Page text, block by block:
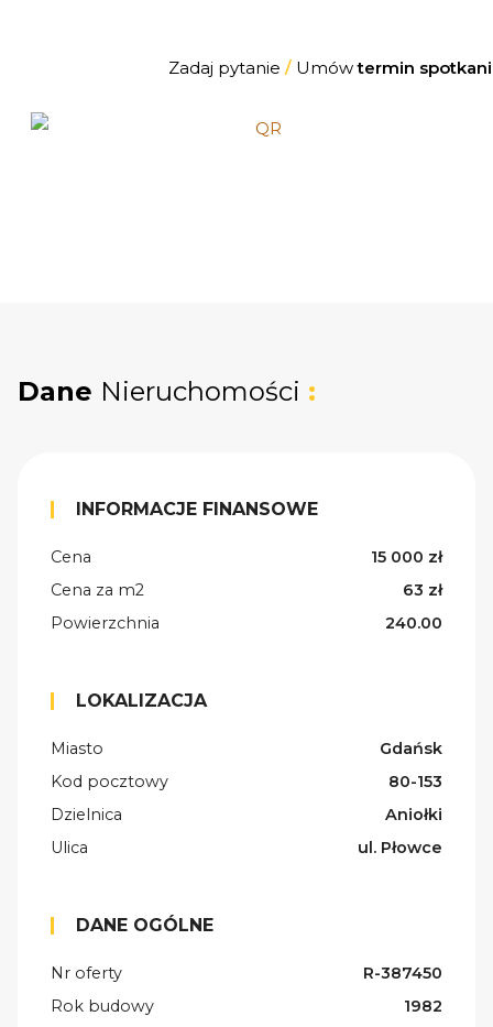
Zadaj pytanie /Umówtermin
Dane Nieruchomości :
INFORMACJE FINANSOWE
Cena
15 000 zł
Cena za m2
63 zł
Powierzchnia
240.00
LOKALIZACJA
Miasto
Gdańsk
Kod pocztowy
80-153
Dzielnica
Aniołki
Ulica
ul. Płowce
DANE OGÓLNE
Nr oferty
R-387450
Rok budowy
1982